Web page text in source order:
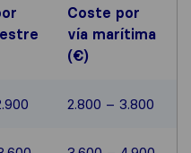
Coste por
vía marítima
(€)
2.800 – 3.800